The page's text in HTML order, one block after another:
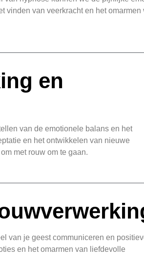
vinden van veerkracht en het omarmen
en
van de emotionele balans en het
en het ontwikkelen van nieuwe
met rouw om te gaan.
van je geest communiceren en
en het omarmen van liefdevolle